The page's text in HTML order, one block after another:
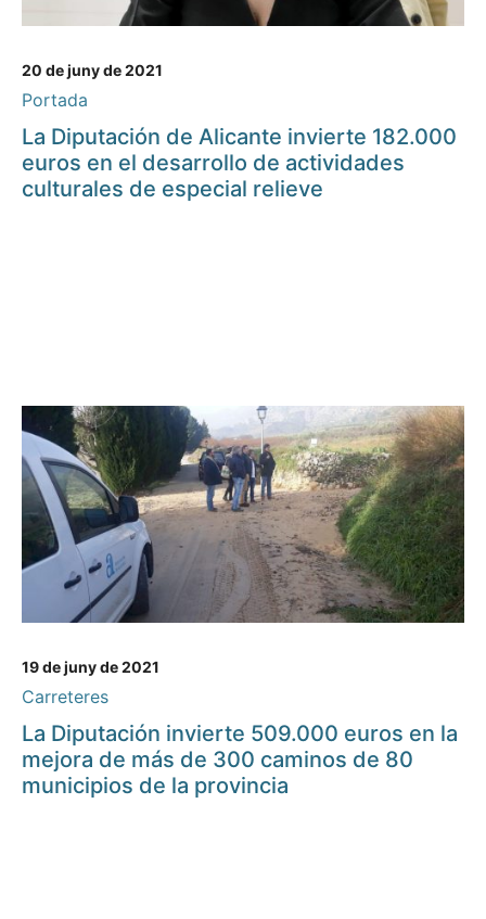
20 de juny de 2021
Portada
La Diputación de Alicante invierte 182.000
euros en el desarrollo de actividades
culturales de especial relieve
19 de juny de 2021
Carreteres
La Diputación invierte 509.000 euros en la
mejora de más de 300 caminos de 80
municipios de la provincia